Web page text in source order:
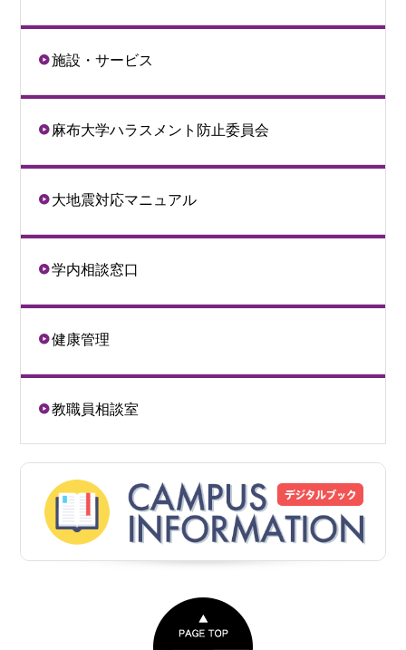
施設・サービス
麻布大学ハラスメント防止委員会
大地震対応マニュアル
学内相談窓口
健康管理
教職員相談室